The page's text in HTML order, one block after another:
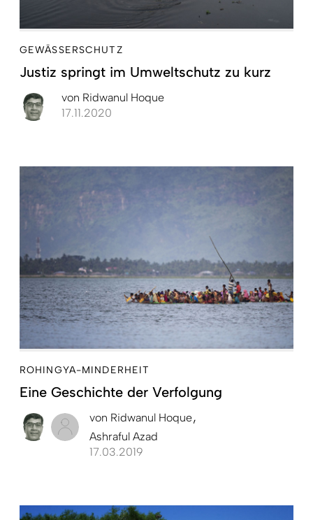
GEWÄSSERSCHUTZ
Justiz springt im Umweltschutz zu kurz
von Ridwanul Hoque
17.11.2020
ROHINGYA-MINDERHEIT
Eine Geschichte der Verfolgung
von Ridwanul Hoque
Ashraful Azad
17.03.2019